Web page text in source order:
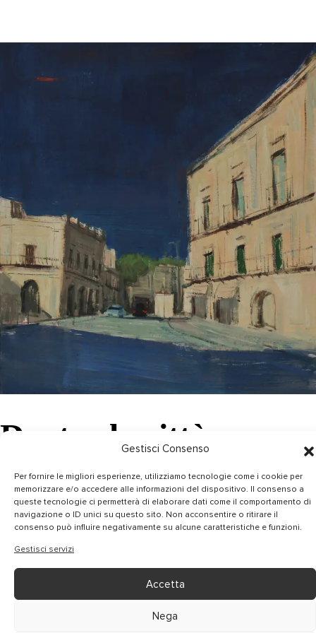
Gestisci Consenso
Per fornire le migliori esperienze, utilizziamo tecnologie come i cookie per
memorizzare e/o accedere alle informazioni del dispositivo. Il consenso a
queste tecnologie ci permetterà di elaborare dati come il comportamento di
navigazione o ID unici su questo sito. Non acconsentire o ritirare il
consenso può influire negativamente su alcune caratteristiche e funzioni.
Gestisci servizi
Accetta
Nega
Dentro la città
Olio su tela